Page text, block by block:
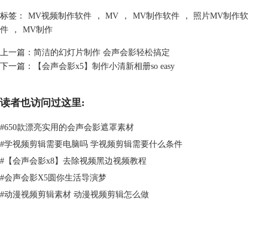
中头像右击鼠标选择“自定义动作”，设置参数为如下，第一帧位置参数：
X=134，Y=-5；在10帧插入关键帧，位置参数：X=64，Y=-5；末尾帧参
置完点击“确定”，如图所示
标签： MV视频制作软件 ， MV ， MV制作软件 ，
照片MV制作软
件
， MV制作
上一篇： 简洁的幻灯片制作 会声会影轻松搞定
下一篇：
【会声会影x5】制作小清新相册so easy
读者也访问过这里:
#650款漂亮实用的会声会影遮罩素材
#学视频剪辑需要电脑吗 学视频剪辑需要什么条件
# 【会声会影x8】去除视频黑边视频教程
#会声会影X5圆你生活导演梦
#动漫视频剪辑素材 动漫视频剪辑怎么做